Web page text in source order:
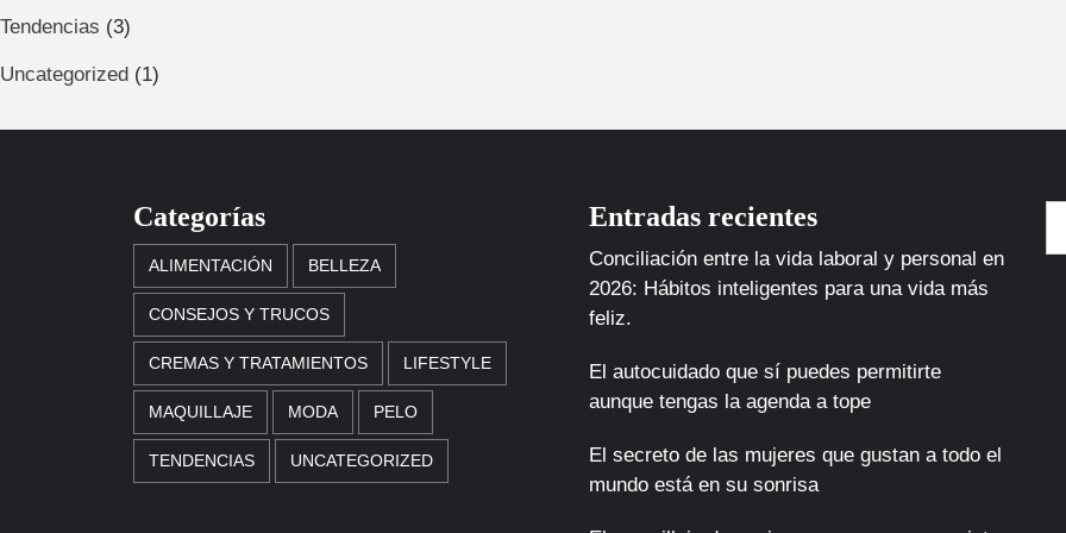
Tendencias (3)
Uncategorized (1)
Categorías
ALIMENTACIÓN BELLEZA
CONSEJOS Y TRUCOS
CREMAS Y TRATAMIENTOS LIFESTYLE
MAQUILLAJE MODA PELO
TENDENCIAS UNCATEGORIZED
Entradas recientes
Conciliación entre la vida laboral y personal en
2026: Hábitos inteligentes para una vida más
feliz.
El autocuidado que sí puedes permitirte
aunque tengas la agenda a tope
El secreto de las mujeres que gustan a todo el
mundo está en su sonrisa